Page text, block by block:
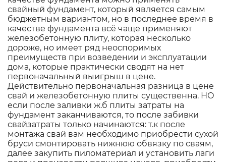
свайный фундамент, который является самым
бюджетным вариантом, но в последнее время в
качестве фундамента всё чаще применяют
железобетонную плиту, которая несколько
дороже, но имеет ряд неоспоримых
преимуществ при возведении и эксплуатации
дома, которые практически сводят на нет
первоначальный выигрыш в цене.
Действительно первоначальная разница в цене
свай и железобетонную плиты существенна. НО
если после заливки ж.б плиты затраты на
фундамент заканчиваются, то после забивки
свайзатраты только начинаются: т.к после
монтажа свай вам необходимо приобрести сухой
бруси смонтировать нижнюю обвязку по сваям,
далее закупить пиломатериал и установить лаги